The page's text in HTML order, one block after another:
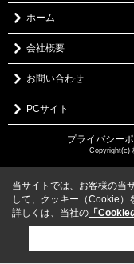
ホーム
会社概要
お問い合わせ
PCサイト
プライバシー
Copyright(c)
当サイトでは、お客様の当
して、クッキー（Cookie）
詳しくは、当社の 「Cookie